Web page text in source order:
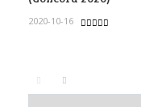
2020-10-16